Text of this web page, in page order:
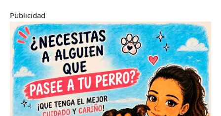
Publicidad